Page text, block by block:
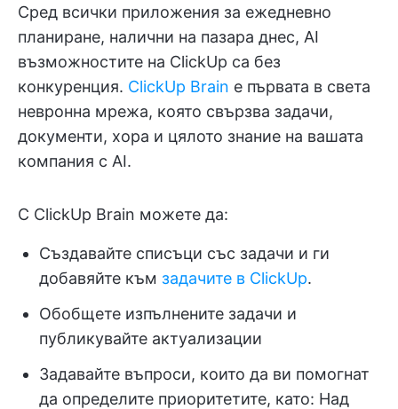
Сред всички приложения за ежедневно
планиране, налични на пазара днес, AI
възможностите на ClickUp са без
конкуренция. ClickUp Brain е първата в света
невронна мрежа, която свързва задачи,
документи, хора и цялото знание на вашата
компания с AI.
С ClickUp Brain можете да:
Създавайте списъци със задачи и ги
добавяйте към задачите в ClickUp.
Обобщете изпълнените задачи и
публикувайте актуализации
Задавайте въпроси, които да ви помогнат
да определите приоритетите, като: Над